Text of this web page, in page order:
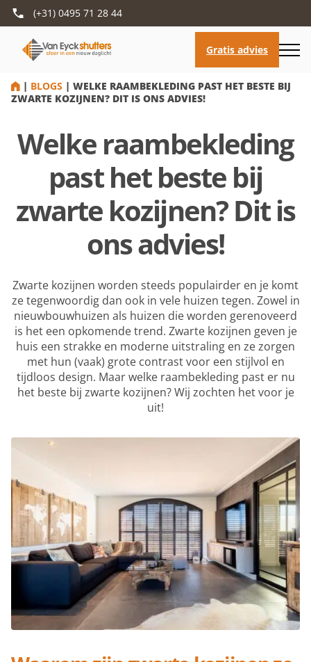
(+31) 0495 71 28 44
HOME
| BLOGS | WELKE RAAMBEKLEDING PAST HET BESTE BIJ
ZWARTE KOZIJNEN? DIT IS ONS ADVIES!
Welke raambekleding
past het beste bij
zwarte kozijnen? Dit is
ons advies!
Zwarte kozijnen worden steeds populairder en je komt
ze tegenwoordig dan ook in vele huizen tegen. Zowel in
nieuwbouwhuizen als huizen die worden gerenoveerd
is het een opkomende trend. Zwarte kozijnen geven je
huis een strakke en moderne uitstraling en ze zorgen
met hun (vaak) grote contrast voor een stijlvol en
tijdloos design. Maar welke raambekleding past er nu
het beste bij zwarte kozijnen? Wij zochten het voor je
uit!